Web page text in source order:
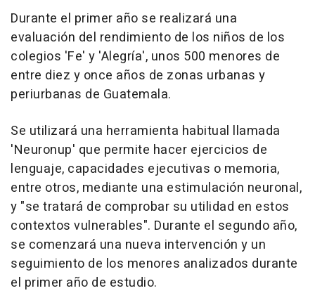
Durante el primer año se realizará una
evaluación del rendimiento de los niños de los
colegios 'Fe' y 'Alegría', unos 500 menores de
entre diez y once años de zonas urbanas y
periurbanas de Guatemala.
Se utilizará una herramienta habitual llamada
'Neuronup' que permite hacer ejercicios de
lenguaje, capacidades ejecutivas o memoria,
entre otros, mediante una estimulación neuronal,
y "se tratará de comprobar su utilidad en estos
contextos vulnerables". Durante el segundo año,
se comenzará una nueva intervención y un
seguimiento de los menores analizados durante
el primer año de estudio.